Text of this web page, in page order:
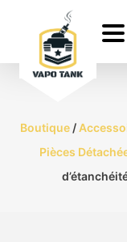
Boutique /
Pièces